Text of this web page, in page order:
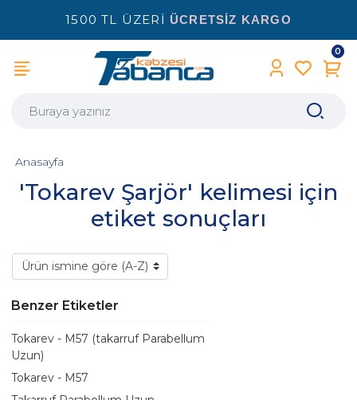
1500 TL ÜZERİ ÜCRETSİZ KARGO
0
'Tokarev Şarjör' kelimesi için
etiket sonuçları
Anasayfa
Benzer Etiketler
Tokarev - M57 (takarruf Parabellum
Uzun)
Tokarev - M57